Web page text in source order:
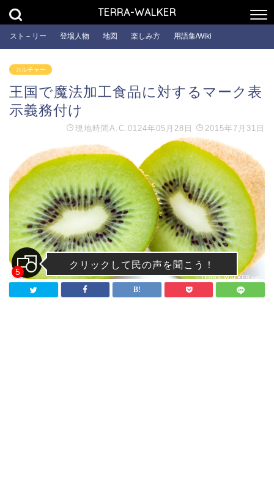
TERRA-WALKER
スト－リー 登場人物 地図 楽しみ方 用語集/Wiki
カルチャー
王国で魔法加工食品に対するマーク表
示義務付け
現地時間 A.C.0124年05月28日 2015年7月31日
5
クリックして民の声を聞こう！